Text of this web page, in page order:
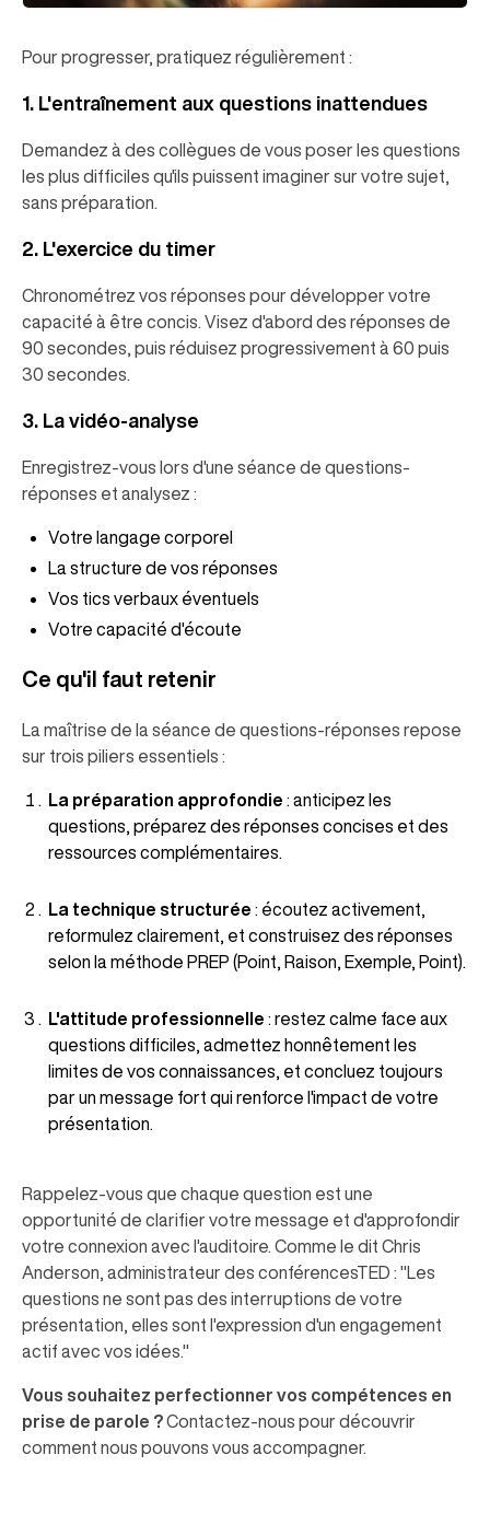
Pour progresser, pratiquez régulièrement :
1. L'entraînement aux questions inattendues
Demandez à des collègues de vous poser les questions
les plus difficiles qu'ils puissent imaginer sur votre sujet,
sans préparation.
2. L'exercice du timer
Chronométrez vos réponses pour développer votre
capacité à être concis. Visez d'abord des réponses de
90 secondes, puis réduisez progressivement à 60 puis
30 secondes.
3. La vidéo-analyse
Enregistrez-vous lors d'une séance de questions-
réponses et analysez :
Votre langage corporel
La structure de vos réponses
Vos tics verbaux éventuels
Votre capacité d'écoute
Ce qu'il faut retenir
La maîtrise de la séance de questions-réponses repose
sur trois piliers essentiels :
La préparation approfondie : anticipez les
questions, préparez des réponses concises et des
ressources complémentaires.
La technique structurée : écoutez activement,
reformulez clairement, et construisez des réponses
selon la méthode PREP (Point, Raison, Exemple, Point).
L'attitude professionnelle : restez calme face aux
questions difficiles, admettez honnêtement les
limites de vos connaissances, et concluez toujours
par un message fort qui renforce l'impact de votre
présentation.
Rappelez-vous que chaque question est une
opportunité de clarifier votre message et d'approfondir
votre connexion avec l'auditoire. Comme le dit Chris
Anderson, administrateur des conférencesTED : "Les
questions ne sont pas des interruptions de votre
présentation, elles sont l'expression d'un engagement
actif avec vos idées."
Vous souhaitez perfectionner vos compétences en
prise de parole ?Contactez-nous pour découvrir
comment nous pouvons vous accompagner.